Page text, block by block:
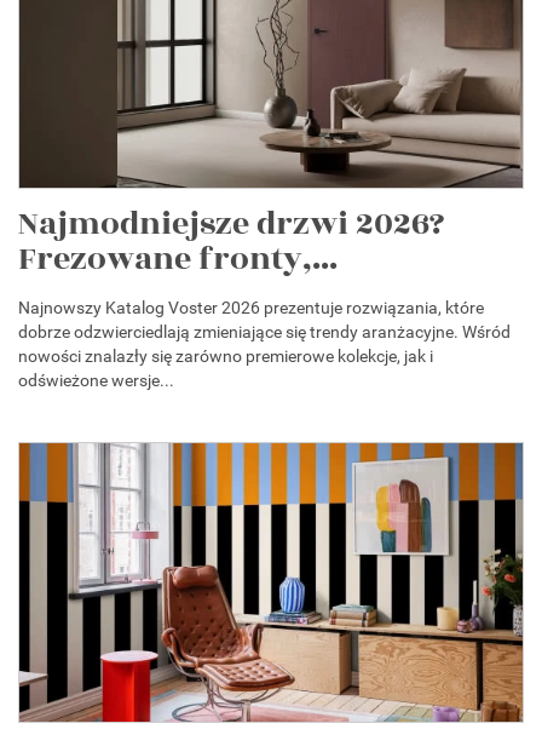
Najmodniejsze drzwi 2026?
Frezowane fronty,...
Najnowszy Katalog Voster 2026 prezentuje rozwiązania, które
dobrze odzwierciedlają zmieniające się trendy aranżacyjne. Wśród
nowości znalazły się zarówno premierowe kolekcje, jak i
odświeżone wersje...